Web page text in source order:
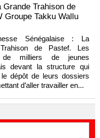
Trahison de
Groupe Takku Wallu
Sénégalaise : La
de Pastef. Les
de milliers de jeunes
devant la structure qui
le dépôt de leurs dossiers
d’aller travailler en...